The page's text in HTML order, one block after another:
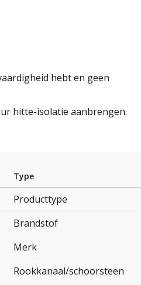
hebt en geen
hitte-isolatie aanbrengen.
Type
Producttype
Brandstof
Merk
Rookkanaal/schoorsteen